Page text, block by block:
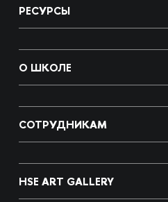
РЕСУРСЫ
О ШКОЛЕ
СОТРУДНИКАМ
HSE ART GALLERY